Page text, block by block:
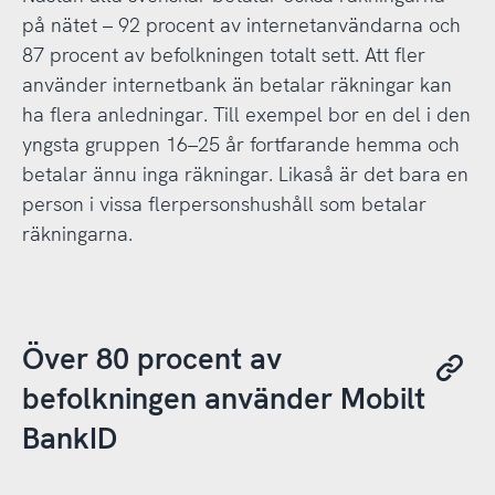
på nätet – 92 procent av internetanvändarna och
87 procent av befolkningen totalt sett. Att fler
använder internetbank än betalar räkningar kan
ha flera anledningar. Till exempel bor en del i den
yngsta gruppen 16–25 år fortfarande hemma och
betalar ännu inga räkningar. Likaså är det bara en
person i vissa flerpersonshushåll som betalar
räkningarna.
Över 80 procent av
befolkningen använder Mobilt
BankID